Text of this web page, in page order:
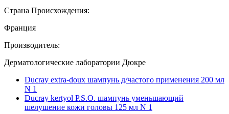
Страна Происхождения:
Франция
Производитель:
Дерматологические лаборатории Дюкре
Ducray extra-doux шампунь д/частого применения 200 мл
N 1
Ducray kertyol P.S.O. шампунь уменьшающий
шелушение кожи головы 125 мл N 1